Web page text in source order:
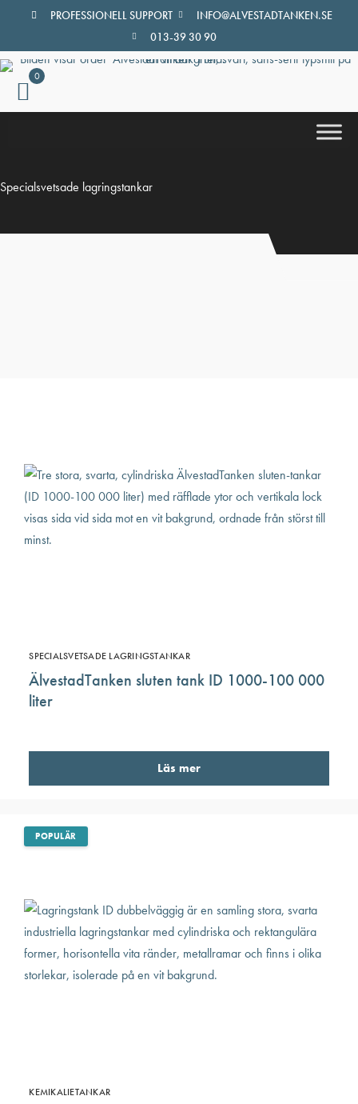
Hoppa
innehåll
PROFESSIONELL SUPPORT
INFO@ALVESTADTANKEN.SE
013-39 30 90
0
Specialsvetsade lagringstankar
SPECIALSVETSADE LAGRINGSTANKAR
ÄlvestadTanken sluten tank ID 1000-100 000
liter
Läs mer
POPULÄR
KEMIKALIETANKAR